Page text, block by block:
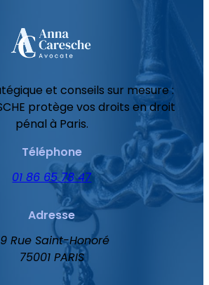
et conseils sur mesure :
protège vos droits en droit
pénal à Paris.
Téléphone
01 86 65 78 47
Adresse
Rue Saint-Honoré
75001 PARIS